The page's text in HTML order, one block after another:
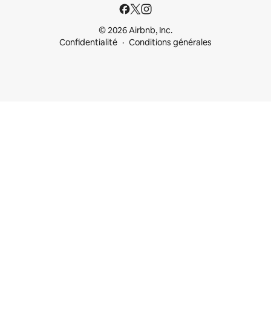
© 2026 Airbnb, Inc.
Confidentialité
Conditions générales